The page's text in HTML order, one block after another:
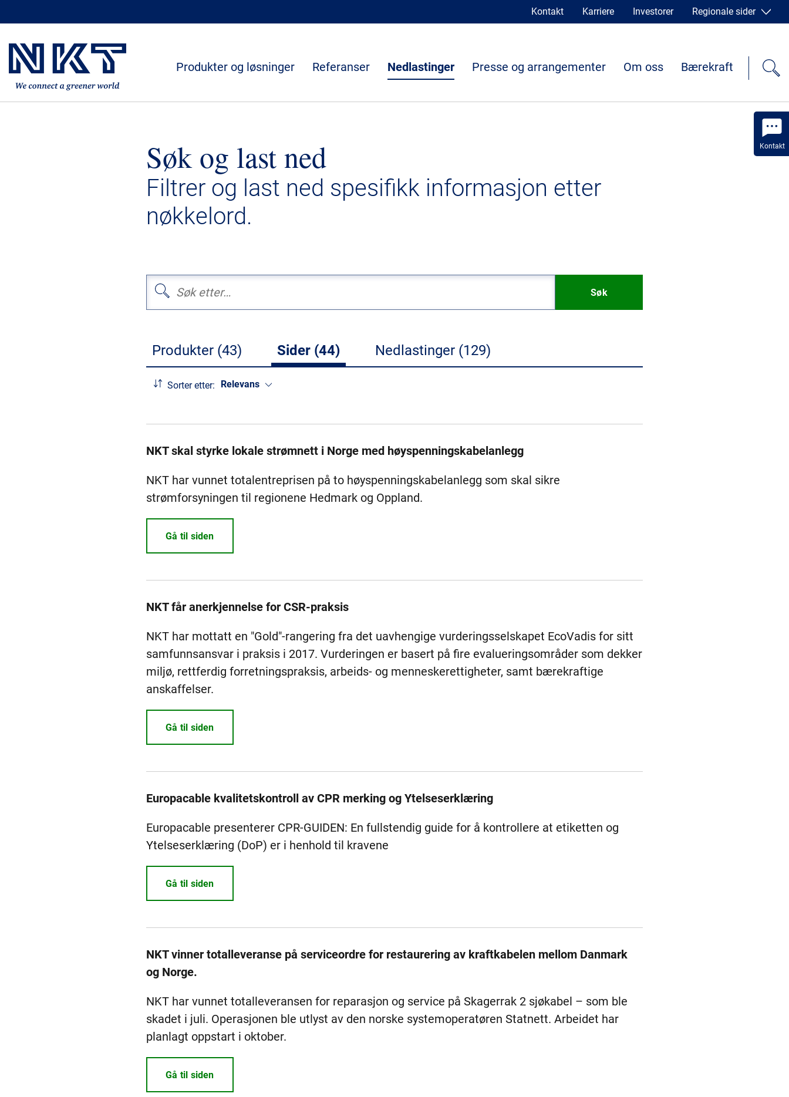
Kontakt
Kontakt Karriere Investorer Regionale sider
Produkter og løsninger Referanser Nedlastinger Presse og arrangementer Om oss Bærekraft
Søk og last ned
Filtrer og last ned spesifikk informasjon etter
nøkkelord.
Søk
Produkter (43) Sider (44) Nedlastinger (129)
Sorter etter: Relevans
NKT skal styrke lokale strømnett i Norge med høyspenningskabelanlegg
NKT har vunnet totalentreprisen på to høyspenningskabelanlegg som skal sikre
strømforsyningen til regionene Hedmark og Oppland.
Gå til siden
NKT får anerkjennelse for CSR-praksis
NKT har mottatt en "Gold"-rangering fra det uavhengige vurderingsselskapet EcoVadis for sitt
samfunnsansvar i praksis i 2017. Vurderingen er basert på fire evalueringsområder som dekker
miljø, rettferdig forretningspraksis, arbeids- og menneskerettigheter, samt bærekraftige
anskaffelser.
Gå til siden
Europacable kvalitetskontroll av CPR merking og Ytelseserklæring
Europacable presenterer CPR-GUIDEN: En fullstendig guide for å kontrollere at etiketten og
Ytelseserklæring (DoP) er i henhold til kravene
Gå til siden
NKT vinner totalleveranse på serviceordre for restaurering av kraftkabelen mellom Danmark
og Norge.
NKT har vunnet totalleveransen for reparasjon og service på Skagerrak 2 sjøkabel – som ble
skadet i juli. Operasjonen ble utlyst av den norske systemoperatøren Statnett. Arbeidet har
planlagt oppstart i oktober.
Gå til siden